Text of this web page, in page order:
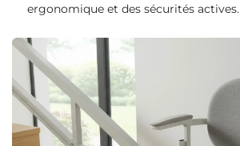
ergonomique et des sécurités actives.